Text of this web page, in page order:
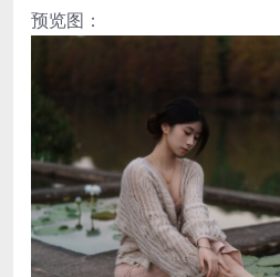
预览图：